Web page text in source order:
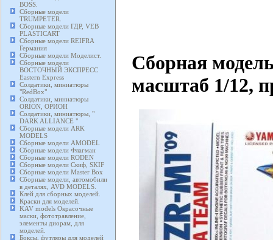
BOSS.
Сборные модели
TRUMPETER.
Сборные модели ГДР, VEB
PLASTICART
Сборные модели REIFRA
Германия
Сборные модели Моделист.
Сборные модели
ВОСТОЧНЫЙ ЭКСПРЕСС
Eastern Express
Солдатики, миниатюры
"RedBox"
Солдатики, миниатюры
ORION, ОРИОН
Солдатики, миниатюры, "
DARK ALLIANCE "
Сборные модели ARK
MODELS
Сборные модели AMODEL
Сборные модели Флагман
Сборные модели RODEN
Сборные модели Скиф, SKIF
Сборные модели Master Box
Сборные модели, автомобили
в деталях, AVD MODELS.
Клей для сборных моделей.
Краски для моделей.
KAV models Окрасочные
маски, фототравление,
элементы диорам, для
моделей.
Боксы, футляры для моделей
Сборная
масштаб 1/12,